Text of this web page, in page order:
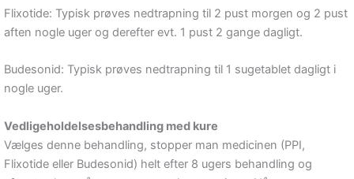
Flixotide: Typisk prøves nedtrapning til 2 pust morgen og 2 pust
aften nogle uger og derefter evt. 1 pust 2 gange dagligt.
Budesonid: Typisk prøves nedtrapning til 1 sugetablet dagligt i
nogle uger.
Vedligeholdelsesbehandling med kure
Vælges denne behandling, stopper man medicinen (PPI,
Flixotide eller Budesonid) helt efter 8 ugers behandling og